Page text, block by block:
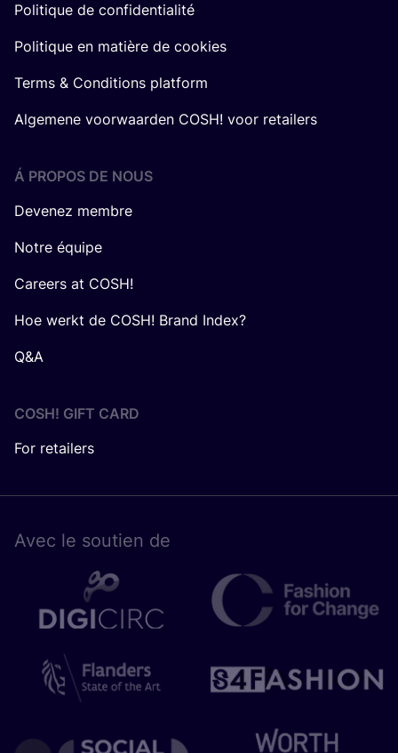
Politique de confidentialité
Politique en matière de cookies
Terms & Conditions platform
Algemene voorwaarden COSH! voor retailers
Á PROPOS DE NOUS
Devenez membre
Notre équipe
Careers at COSH!
Hoe werkt de COSH! Brand Index?
Q&A
COSH! GIFT CARD
For retailers
Avec le sou­tien de